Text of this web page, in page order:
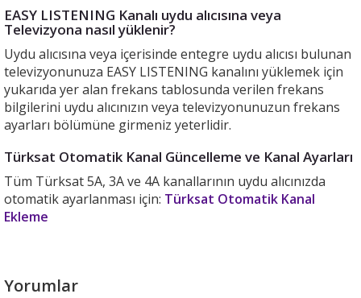
EASY LISTENING Kanalı uydu alıcısına veya
Televizyona nasıl yüklenir?
Uydu alıcısına veya içerisinde entegre uydu alıcısı bulunan
televizyonunuza EASY LISTENING kanalını yüklemek için
yukarıda yer alan frekans tablosunda verilen frekans
bilgilerini uydu alıcınızın veya televizyonunuzun frekans
ayarları bölümüne girmeniz yeterlidir.
Türksat Otomatik Kanal Güncelleme ve Kanal Ayarları
Tüm Türksat 5A, 3A ve 4A kanallarının uydu alıcınızda
otomatik ayarlanması için: Türksat Otomatik Kanal
Ekleme
Yorumlar